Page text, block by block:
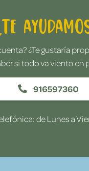
¿Te gustaría
si todo va viento
916597360
de Lunes a